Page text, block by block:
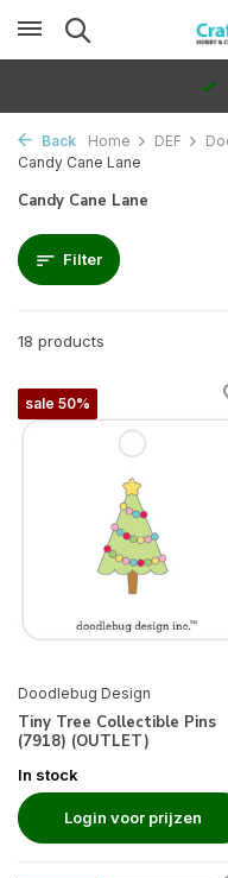
Back Home DEF
Candy Cane Lane
Candy Cane Lane
Filter
18 products
sale 50%
Doodlebug Design
Tiny Tree Collectible Pins
(7918) (OUTLET)
In stock
Login voor prijzen